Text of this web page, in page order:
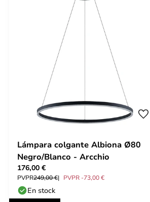
Lámpara colgante Albiona Ø80
Negro/Blanco - Arcchio
176,00 €
PVPR249,00 € PVPR -73,00 €
En stock